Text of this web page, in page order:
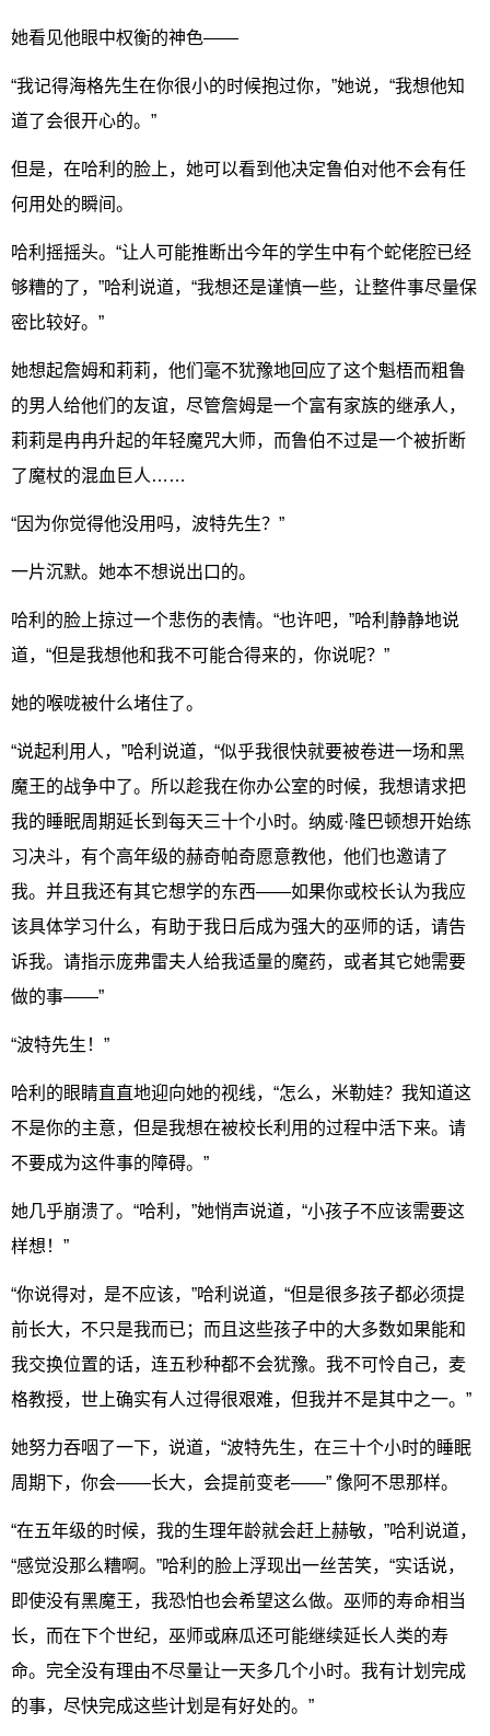
她看见他眼中权衡的神色——
“我记得海格先生在你很小的时候抱过你，”她说，“我想他知
道了会很开心的。”
但是，在哈利的脸上，她可以看到他决定鲁伯对他不会有任
何用处的瞬间。
哈利摇摇头。“让人可能推断出今年的学生中有个蛇佬腔已经
够糟的了，”哈利说道，“我想还是谨慎一些，让整件事尽量保
密比较好。”
她想起詹姆和莉莉，他们毫不犹豫地回应了这个魁梧而粗鲁
的男人给他们的友谊，尽管詹姆是一个富有家族的继承人，
莉莉是冉冉升起的年轻魔咒大师，而鲁伯不过是一个被折断
了魔杖的混血巨人……
“因为你觉得他没用吗，波特先生？”
一片沉默。她本不想说出口的。
哈利的脸上掠过一个悲伤的表情。“也许吧，”哈利静静地说
道，“但是我想他和我不可能合得来的，你说呢？”
她的喉咙被什么堵住了。
“说起利用人，”哈利说道，“似乎我很快就要被卷进一场和黑
魔王的战争中了。所以趁我在你办公室的时候，我想请求把
我的睡眠周期延长到每天三十个小时。纳威·隆巴顿想开始练
习决斗，有个高年级的赫奇帕奇愿意教他，他们也邀请了
我。并且我还有其它想学的东西——如果你或校长认为我应
该具体学习什么，有助于我日后成为强大的巫师的话，请告
诉我。请指示庞弗雷夫人给我适量的魔药，或者其它她需要
做的事——”
“波特先生！”
哈利的眼睛直直地迎向她的视线，“怎么，米勒娃？我知道这
不是你的主意，但是我想在被校长利用的过程中活下来。请
不要成为这件事的障碍。”
她几乎崩溃了。“哈利，”她悄声说道，“小孩子不应该需要这
样想！”
“你说得对，是不应该，”哈利说道，“但是很多孩子都必须提
前长大，不只是我而已；而且这些孩子中的大多数如果能和
我交换位置的话，连五秒种都不会犹豫。我不可怜自己，麦
格教授，世上确实有人过得很艰难，但我并不是其中之一。”
她努力吞咽了一下，说道，“波特先生，在三十个小时的睡眠
周期下，你会——长大，会提前变老——” 像阿不思那样。
“在五年级的时候，我的生理年龄就会赶上赫敏，”哈利说道，
“感觉没那么糟啊。”哈利的脸上浮现出一丝苦笑，“实话说，
即使没有黑魔王，我恐怕也会希望这么做。巫师的寿命相当
长，而在下个世纪，巫师或麻瓜还可能继续延长人类的寿
命。完全没有理由不尽量让一天多几个小时。我有计划完成
的事，尽快完成这些计划是有好处的。”